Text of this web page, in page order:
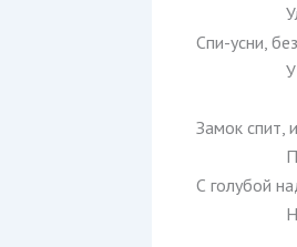
Спи-усни,
Замок спит,
С голубой